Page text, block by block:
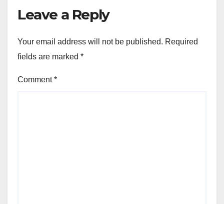
Leave a Reply
Your email address will not be published. Required
fields are marked *
Comment*